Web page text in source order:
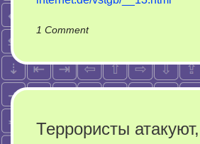
1 Commenton
подводит
себя
Террористы атакуют,